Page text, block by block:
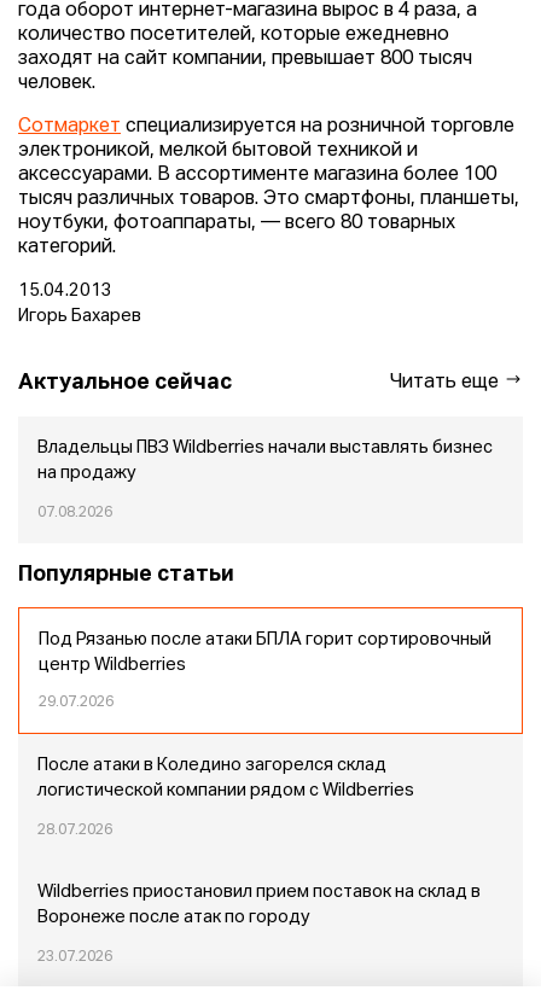
года оборот интернет-магазина вырос в 4 раза, а
количество посетителей, которые ежедневно
заходят на сайт компании, превышает 800 тысяч
человек.
Сотмаркет специализируется на розничной торговле
электроникой, мелкой бытовой техникой и
аксессуарами. В ассортименте магазина более 100
тысяч различных товаров. Это смартфоны, планшеты,
ноутбуки, фотоаппараты, — всего 80 товарных
категорий.
15.04.2013
Игорь Бахарев
Актуальное сейчас Читать еще
Владельцы ПВЗ Wildberries начали выставлять бизнес
на продажу
07.08.2026
Популярные статьи
Под Рязанью после атаки БПЛА горит сортировочный
центр Wildberries
29.07.2026
После атаки в Коледино загорелся склад
логистической компании рядом с Wildberries
28.07.2026
Wildberries приостановил прием поставок на склад в
Воронеже после атак по городу
23.07.2026